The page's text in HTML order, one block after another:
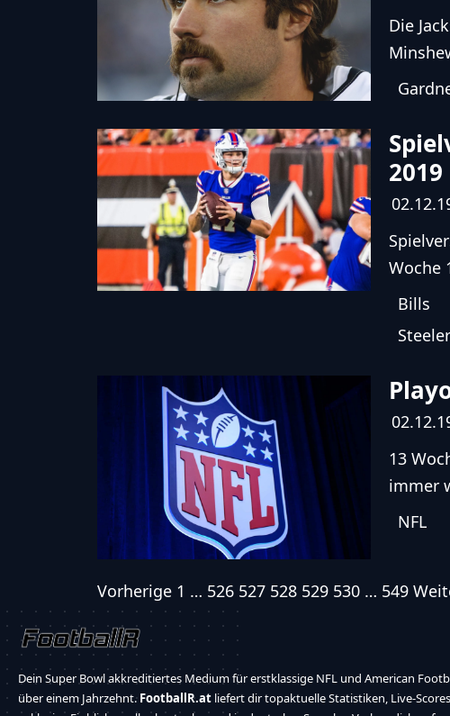
Die
2019
Woche
Bills
13
immer
NFL
Vorherige 1 … 526 527 528 529 530 … 549
Dein Super Bowl akkreditiertes Medium für erstklassige NFL und American
über einem Jahrzehnt.FootballR.at liefert dir topaktuelle Statistiken, Live-